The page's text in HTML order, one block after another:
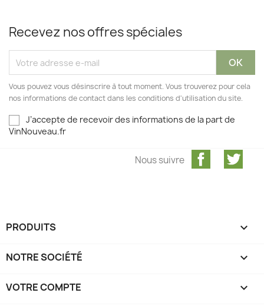
Recevez nos offres spéciales
Vous pouvez vous désinscrire à tout moment. Vous trouverez pour cela
nos informations de contact dans les conditions d'utilisation du site.
J’accepte de recevoir des informations de la part de
VinNouveau.fr
Facebook
Nous suivre
PRODUITS 
NOTRE SOCIÉTÉ 
VOTRE COMPTE 